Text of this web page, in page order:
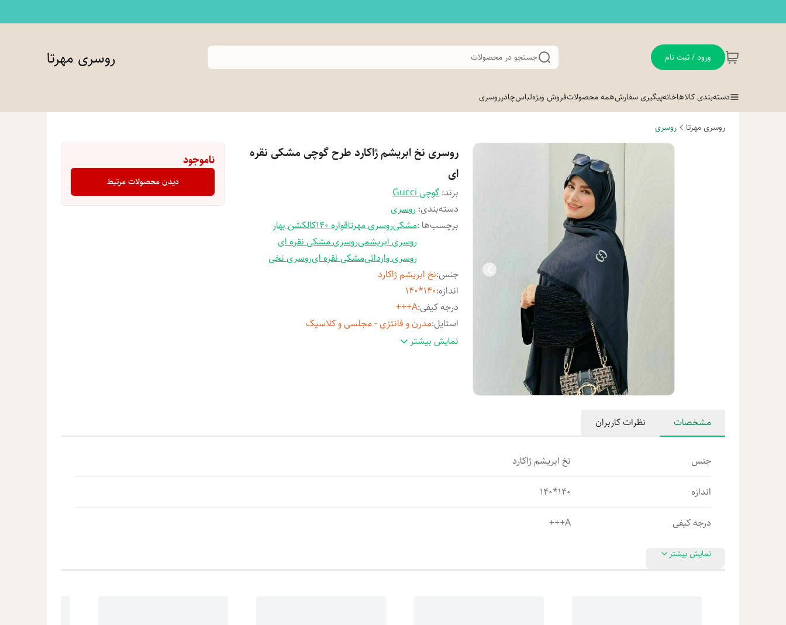
ورود / ثبت نام جستجو در محصولات روسری مهرتا
دسته‌بندی کالاهاخانهپیگیری سفارشهمه محصولاتفروش ویژهلباسچادرروسری
روسری مهرتا روسری
روسری نخ ابریشم ژاکارد طرح گوچی مشکی نقره
ای
برند:گوچی Gucci
دسته‌بندی: روسری
برچسب‌ها :مشکیروسری مهرتاقواره 140
کالکشن بهار
روسری ابریشمیروسری مشکی نقره ای
روسری وارداتیمشکی نقره ایروسری نخی
جنس:نخ ابریشم ژاکارد
اندازه:
140*140
درجه کیفی:
A+++
استایل:مدرن و فانتزی - مجلسی و کلاسیک
مناسب فصل: چهارفصل نمایش بیشتر
ناموجود
دیدن محصولات مرتبط
مشخصات نظرات کاربران
جنس نخ ابریشم ژاکارد
اندازه 140*140
درجه کیفی A+++
نمایش بیشتر